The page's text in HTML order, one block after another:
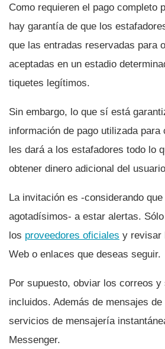
Como requieren el pago completo
hay garantí­a de que los
que las entradas reservadas para
aceptadas en un estadio
tiquetes legí­timos.
Sin embargo, lo que sí­ está
información de pago utilizada para
les dará a los estafadores todo lo
obtener dinero adicional del
La invitación es -considerando
agotadí­simos- a estar alertas.
los proveedores oficiales y revisar
Web o enlaces que deseas seguir.
Por supuesto, obviar los correos y
incluidos. Además de mensajes
servicios de mensajerí­a
Messenger.